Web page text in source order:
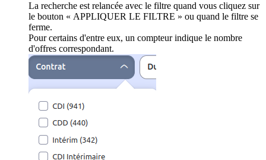
La recherche est relancée avec le filtre quand vous cliquez sur
le bouton « APPLIQUER LE FILTRE » ou quand le filtre se
ferme.
Pour certains d'entre eux, un compteur indique le nombre
d'offres correspondant.